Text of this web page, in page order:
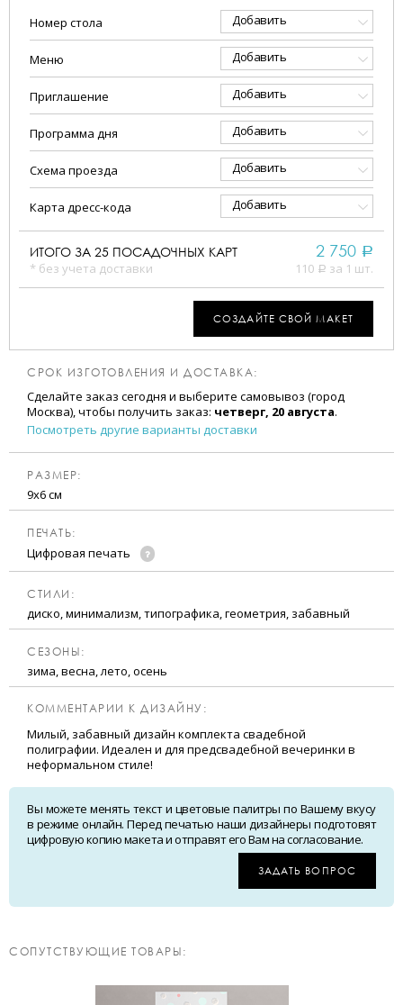
Номер стола Добавить
Меню Добавить
Приглашение Добавить
Программа дня Добавить
Схема проезда Добавить
Карта дресс-кода Добавить
ИТОГО ЗА 25 ПОСАДОЧНЫХ КАРТ
* без учета доставки
2 750 a
110 a за 1 шт.
СОЗДАЙТЕ СВОЙ МАКЕТ
СРОК ИЗГОТОВЛЕНИЯ И ДОСТАВКА:
Сделайте заказ сегодня и выберите самовывоз (город
Москва), чтобы получить заказ: четверг, 20 августа.
Посмотреть другие варианты доставки
РАЗМЕР:
9х6 см
ПЕЧАТЬ:
Цифровая печать
CТИЛИ:
диско, минимализм, типографика, геометрия, забавный
CЕЗОНЫ:
зима, весна, лето, осень
КОММЕНТАРИИ К ДИЗАЙНУ:
Милый, забавный дизайн комплекта свадебной
полиграфии. Идеален и для предсвадебной вечеринки в
неформальном стиле!
Вы можете менять текст и цветовые палитры по Вашему вкусу
в режиме онлайн. Перед печатью наши дизайнеры подготовят
цифровую копию макета и отправят его Вам на согласование.
ЗАДАТЬ ВОПРОС
CОПУТСТВУЮЩИЕ ТОВАРЫ: